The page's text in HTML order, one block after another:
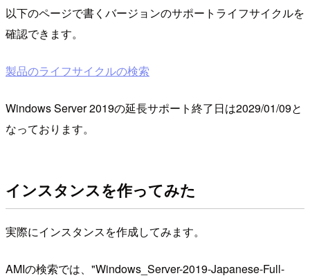
以下のページで書くバージョンのサポートライフサイクルを
確認できます。
製品のライフサイクルの検索
Windows Server 2019の延長サポート終了日は2029/01/09と
なっております。
インスタンスを作ってみた
実際にインスタンスを作成してみます。
AMIの検索では、"Windows_Server-2019-Japanese-Full-